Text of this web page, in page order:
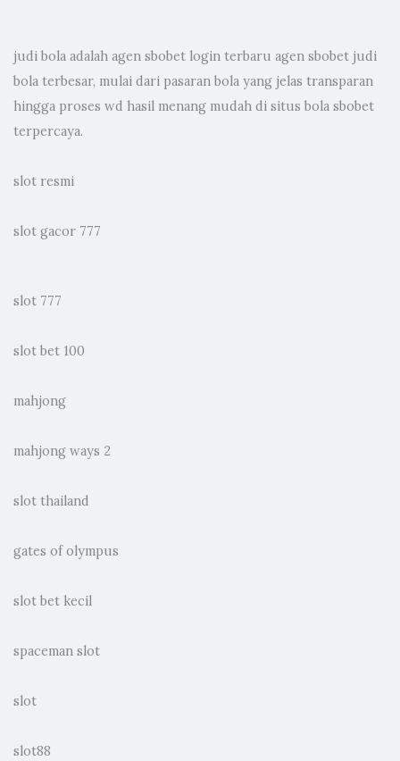
judi bola adalah agen sbobet login terbaru agen sbobet judi
bola terbesar, mulai dari pasaran bola yang jelas transparan
hingga proses wd hasil menang mudah di situs bola sbobet
terpercaya.
slot resmi
slot gacor 777
slot 777
slot bet 100
mahjong
mahjong ways 2
slot thailand
gates of olympus
slot bet kecil
spaceman slot
slot
slot88